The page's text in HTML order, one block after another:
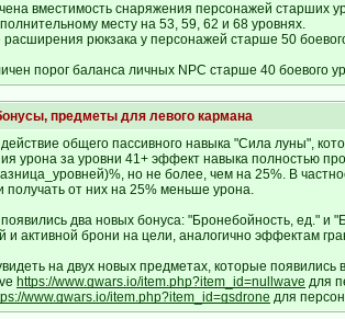
вместимость снаряжения персонажей
месту на 53, 59, 62 и 68 уровнях.
рюкзака у персонажей старше 50
порог баланса личных NPC старше 40 боевого
предметы для левого кармана
общего пассивного навыка "Сила луны",
урона за уровни 41+ эффект навыка полностью
но не более, чем на 25%. В
получать от них на 25% меньше урона.
появились два новых бонуса: "Бронебойность, ед."
и активной брони на цели, аналогично эффектам
на двух новых предметах, которые появились
https://www.gwars.io/item.php?item_id=nullwave для
www.gwars.io/item.php?item_id=gsdrone для